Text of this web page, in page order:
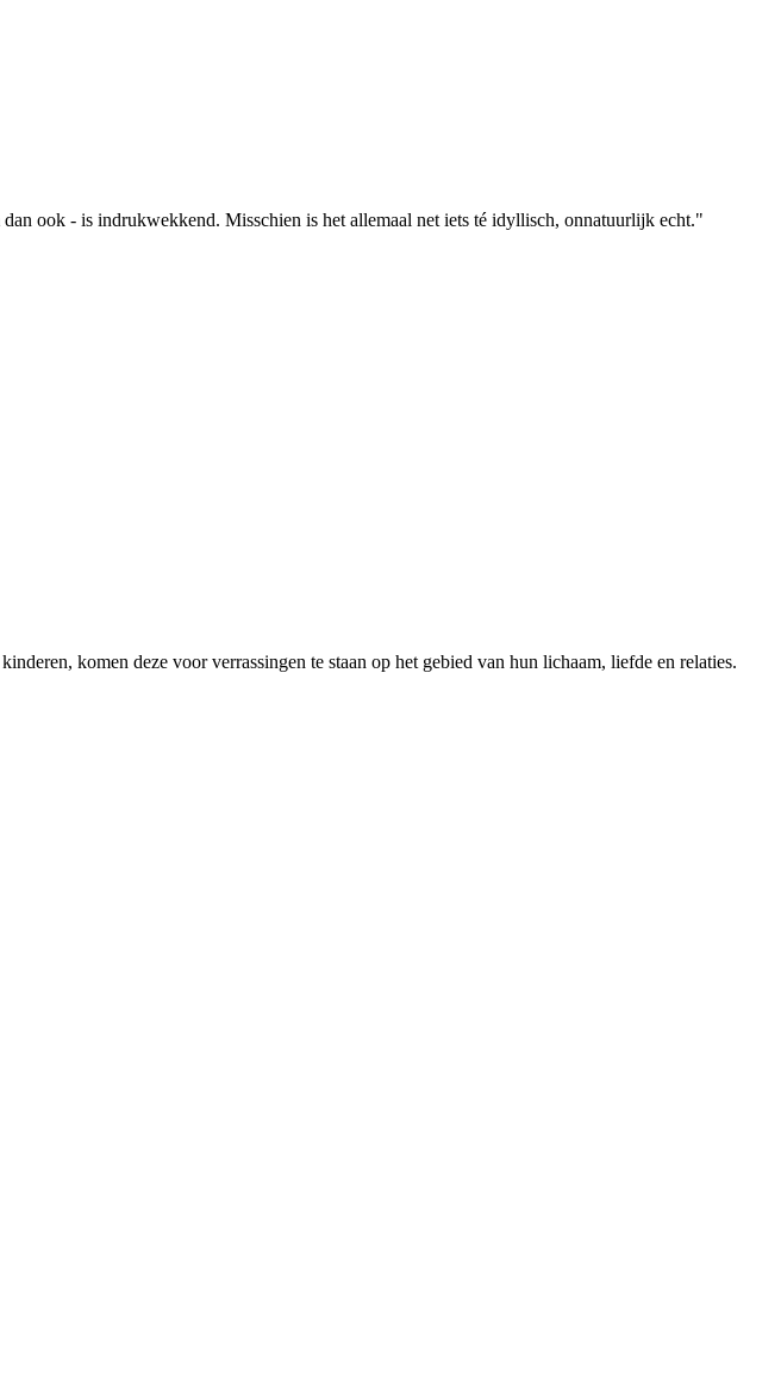
ook - is indrukwekkend. Misschien is het allemaal net iets té idyllisch, onnatuurlijk echt."
komen deze voor verrassingen te staan op het gebied van hun lichaam, liefde en relaties.